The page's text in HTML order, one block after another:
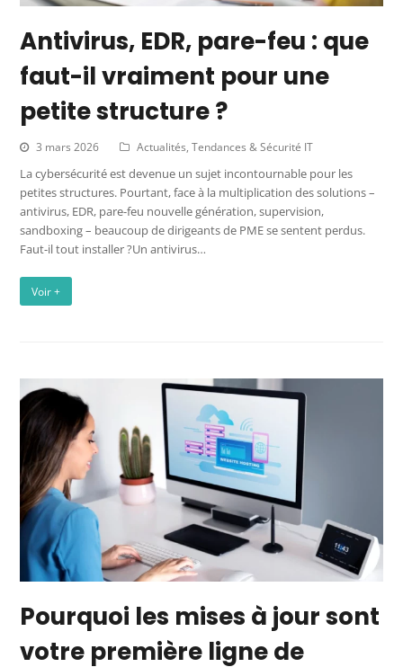
Antivirus, EDR, pare-feu : que
faut-il vraiment pour une
petite structure ?
3 mars 2026 Actualités, Tendances & Sécurité IT
La cybersécurité est devenue un sujet incontournable pour les
petites structures. Pourtant, face à la multiplication des solutions –
antivirus, EDR, pare-feu nouvelle génération, supervision,
sandboxing – beaucoup de dirigeants de PME se sentent perdus.
Faut-il tout installer ?Un antivirus…
Voir +
Pourquoi les mises à jour sont
votre première ligne de